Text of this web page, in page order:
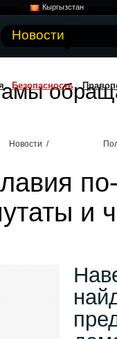
Кыргызстан
Новости
Безопасность
Новости /
и